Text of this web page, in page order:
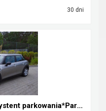
30 dni
Mini 36tys*Klimatronik*Asystent parkowania*Parki p...